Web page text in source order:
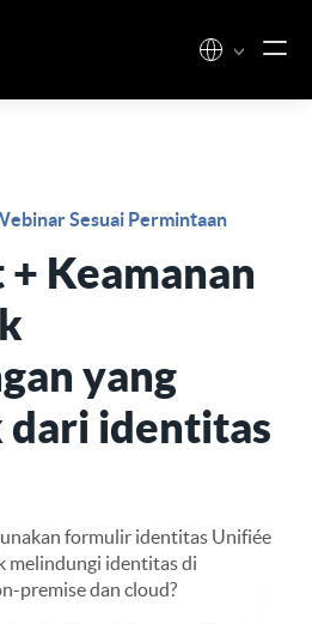
Sesuai Permintaan
Keamanan
yang
dari identitas
formulir identitas Unifiée
melindungi identitas di
premise dan cloud?